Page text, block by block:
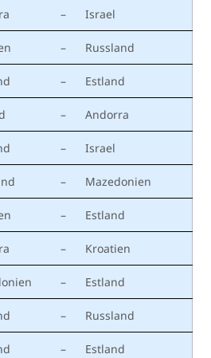
– Israel
– Russland
– Estland
– Andorra
– Israel
– Mazedonien
– Estland
– Kroatien
– Estland
– Russland
– Estland